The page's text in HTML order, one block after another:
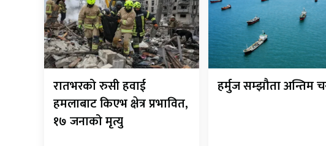
रातभरको रुसी हवाई
हमलाबाट किएभ क्षेत्र प्रभावित,
१७ जनाको मृत्यु
हर्मुज सम्झौता अन्तिम